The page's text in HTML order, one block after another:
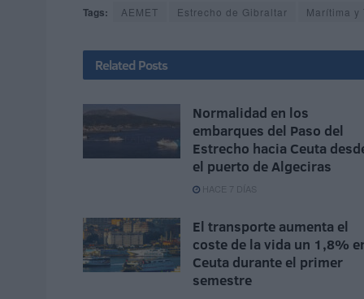
Tags: AEMET Estrecho de Gibraltar Marítima y
Related Posts
Normalidad en los
embarques del Paso del
Estrecho hacia Ceuta
el puerto de Algeciras
HACE 7 DÍAS
El transporte aumenta el
coste de la vida un 1,8%
Ceuta durante el primer
semestre